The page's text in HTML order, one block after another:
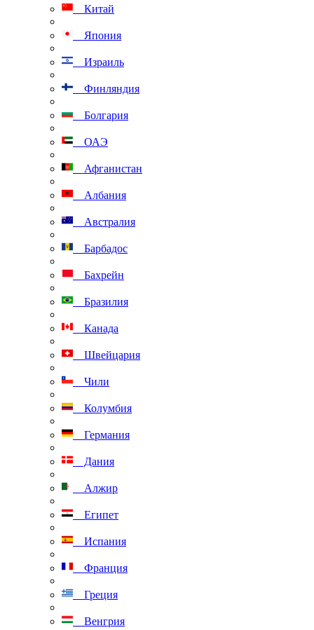
Китай
Япония
Израиль
Финляндия
Болгария
ОАЭ
Афганистан
Албания
Австралия
Барбадос
Бахрейн
Бразилия
Канада
Швейцария
Чили
Колумбия
Германия
Дания
Алжир
Египет
Испания
Франция
Греция
Венгрия